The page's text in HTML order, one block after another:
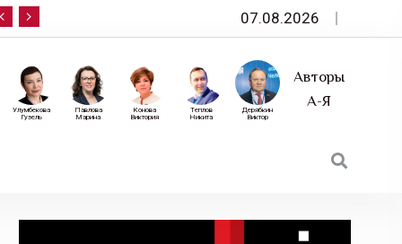
10 сентября — «Эксперт РА» приглашает на
07.08.2026
Авторы
А-Я
Дерябкин
Виктор
Теплов
Никита
Конова
Виктория
Павлова
Марина
Улумбекова
Гузель